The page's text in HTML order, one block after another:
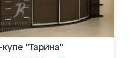
"Тарина"